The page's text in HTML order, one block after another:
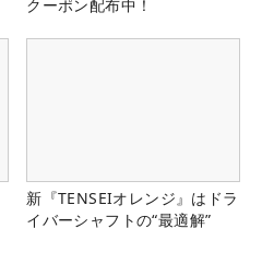
クーポン配布中！
新『TENSEIオレンジ』はドラ
イバーシャフトの“最適解”